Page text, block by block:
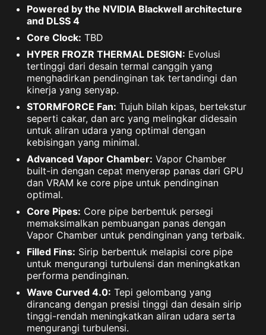
Powered by the NVIDIA Blackwell architecture
and DLSS 4
Core Clock: TBD
HYPER FROZR THERMAL DESIGN: Evolusi
tertinggi dari desain termal canggih yang
menghadirkan pendinginan tak tertandingi dan
kinerja yang senyap.
STORMFORCE Fan: Tujuh bilah kipas, bertekstur
seperti cakar, dan arc yang melingkar didesain
untuk aliran udara yang optimal dengan
kebisingan yang minimal.
Advanced Vapor Chamber: Vapor Chamber
built-in dengan cepat menyerap panas dari GPU
dan VRAM ke core pipe untuk pendinginan
optimal.
Core Pipes: Core pipe berbentuk persegi
memaksimalkan pembuangan panas dengan
Vapor Chamber untuk pendinginan yang terbaik.
Filled Fins: Sirip berbentuk melapisi core pipe
untuk mengurangi turbulensi dan meningkatkan
performa pendinginan.
Wave Curved 4.0: Tepi gelombang yang
dirancang dengan presisi tinggi dan desain sirip
tinggi-rendah meningkatkan aliran udara serta
mengurangi turbulensi.